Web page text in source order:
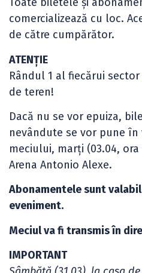
comercializează cu loc.
de către cumpărător.
ATENȚIE
Rândul 1 al fiecărui
de teren!
Dacă nu se vor epuiza,
nevândute se vor pune în
meciului, marți (03.04,
Arena Antonio Alexe.
Abonamentele sunt
eveniment.
Meciul va fi transmis în
IMPORTANT